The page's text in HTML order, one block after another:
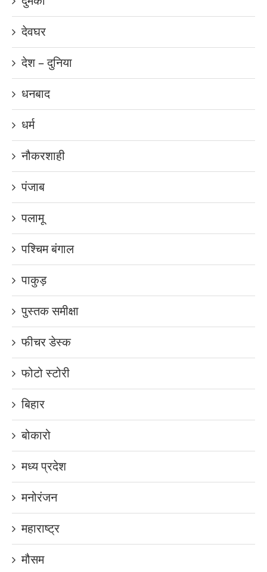
देवघर
देश – दुनिया
धनबाद
धर्म
नौकरशाही
पंजाब
पलामू
पश्चिम बंगाल
पाकुड़
पुस्तक समीक्षा
फीचर डेस्क
फोटो स्टोरी
बिहार
बोकारो
मध्य प्रदेश
मनोरंजन
महाराष्ट्र
मौसम